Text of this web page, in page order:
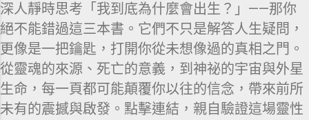
深人靜時思考「我到底為什麼會出生？」——那你
絕不能錯過這三本書。它們不只是解答人生疑問，
更像是一把鑰匙，打開你從未想像過的真相之門。
從靈魂的來源、死亡的意義，到神祕的宇宙與外星
生命，每一頁都可能顛覆你以往的信念，帶來前所
未有的震撼與啟發。點擊連結，親自驗證這場靈性